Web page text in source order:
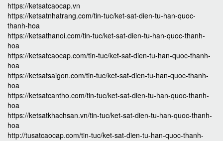
https://ketsatcaocap.vn
https://ketsatnhatrang.com/tin-tuc/ket-sat-dien-tu-han-quoc-
thanh-hoa
https://ketsathanoi.com/tin-tuc/ket-sat-dien-tu-han-quoc-thanh-
hoa
https://ketsatcaocap.com/tin-tuc/ket-sat-dien-tu-han-quoc-thanh-
hoa
https://ketsatsaigon.com/tin-tuc/ket-sat-dien-tu-han-quoc-thanh-
hoa
https://ketsatcantho.com/tin-tuc/ket-sat-dien-tu-han-quoc-thanh-
hoa
https://ketsatkhachsan.vn/tin-tuc/ket-sat-dien-tu-han-quoc-thanh-
hoa
http://tusatcaocap.com/tin-tuc/ket-sat-dien-tu-han-quoc-thanh-